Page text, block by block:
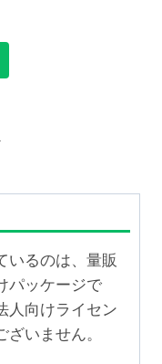
いるのは、量販
パッケージで
人向けライセン
いません。